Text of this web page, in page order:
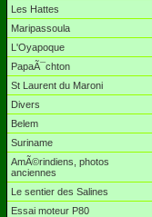
Les Hattes
Maripassoula
L'Oyapoque
PapaÃ¯chton
St Laurent du Maroni
Divers
Belem
Suriname
AmÃ©rindiens, photos
anciennes
Le sentier des Salines
Essai moteur P80